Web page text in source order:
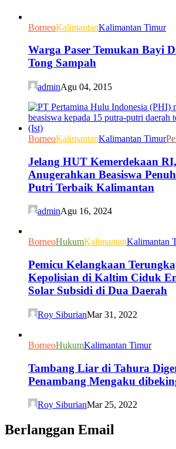
BorneoKalimantanKalimantan Timur
Warga Paser Temukan Bayi
Tong Sampah
adminAgu 04, 2015
BorneoKalimantanKalimantan Timur
Jelang HUT Kemerdekaan
Anugerahkan Beasiswa
Putri Terbaik Kalimantan
adminAgu 16, 2024
BorneoHukumKalimantanKalimantan
Pemicu Kelangkaan
Kepolisian di Kaltim Ciduk
Solar Subsidi di Dua Daerah
Roy SiburianMar 31, 2022
BorneoHukumKalimantan Timur
Tambang Liar di Tahura
Penambang Mengaku
Roy SiburianMar 25, 2022
Berlanggan Email